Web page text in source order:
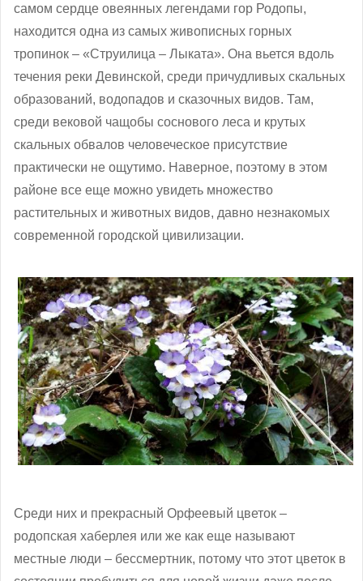
самом сердце овеянных легендами гор Родопы,
находится одна из самых живописных горных
тропинок – «Струилица – Лыката». Она вьется вдоль
течения реки Девинской, среди причудливых скальных
образований, водопадов и сказочных видов. Там,
среди вековой чащобы соснового леса и крутых
скальных обвалов человеческое присутствие
практически не ощутимо. Наверное, поэтому в этом
районе все еще можно увидеть множество
растительных и животных видов, давно незнакомых
современной городской цивилизации.
Среди них и прекрасный Орфеевый цветок –
родопская хаберлея или же как еще называют
местные люди – бессмертник, потому что этот цветок в